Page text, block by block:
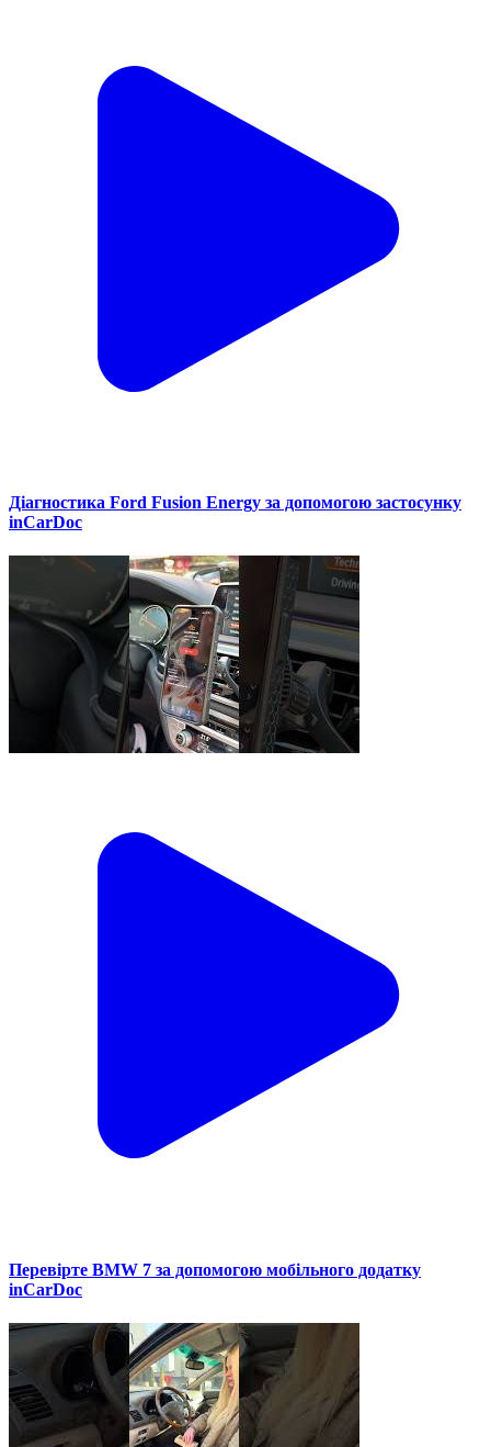
Діагностика Ford Fusion Energy за допомогою застосунку
inCarDoc
Перевірте BMW 7 за допомогою мобільного додатку
inCarDoc